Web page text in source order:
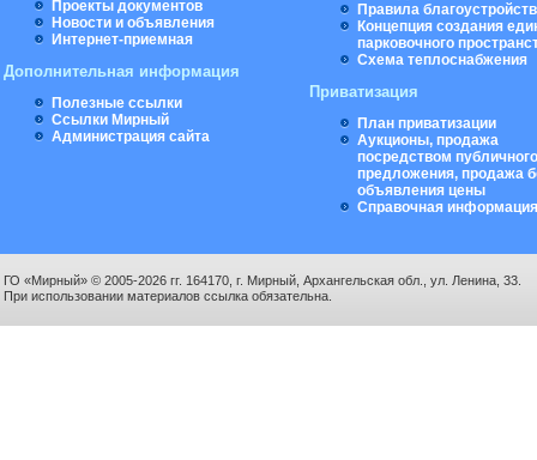
Проекты документов
Новости и объявления
Интернет-приемная
Дополнительная информация
Полезные ссылки
Ссылки Мирный
Администрация сайта
Правила
Концепция создания
парковочного
Схема теплоснабжения
Приватизация
План приватизации
Аукционы, продажа
посредством публичного
предложения, продажа
объявления цены
Справочная информация
ГО «Мирный» © 2005-2026 гг. 164170, г. Мирный, Архангельская обл., ул. Ленина, 33.
При использовании материалов ссылка обязательна.